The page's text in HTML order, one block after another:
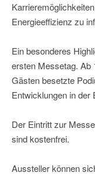
Energieeffizienz zu
Ein besonderes
ersten Messetag. Ab
Gästen besetzte
Entwicklungen in der
Der Eintritt zur
sind kostenfrei.
Aussteller können